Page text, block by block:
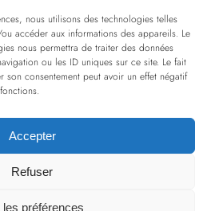
nous utilisons des technologies telles
accéder aux informations des appareils. Le
nous permettra de traiter des données
ou les ID uniques sur ce site. Le fait
consentement peut avoir un effet négatif
Accepter
Refuser
les préférences
sur mesure